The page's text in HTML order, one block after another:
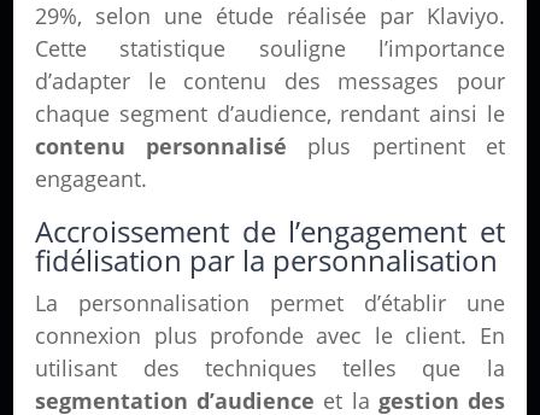
29%, selon une étude réalisée par Klaviyo.
Cette statistique souligne l’importance
d’adapter le contenu des messages pour
chaque segment d’audience, rendant ainsi le
contenu personnalisé plus pertinent et
engageant.
Accroissement de l’engagement et
fidélisation par la personnalisation
La personnalisation permet d’établir une
connexion plus profonde avec le client. En
utilisant des techniques telles que la
segmentation d’audience et la gestion des